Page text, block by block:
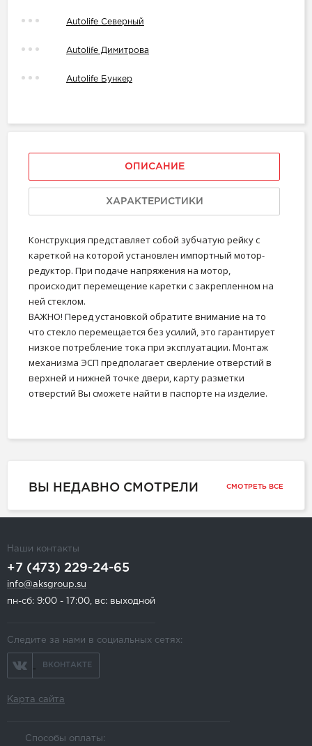
Autolife Северный
Autolife Димитрова
Autolife Бункер
ОПИСАНИЕ
ХАРАКТЕРИСТИКИ
Конструкция представляет собой зубчатую рейку с
кареткой на которой установлен импортный мотор-
редуктор. При подаче напряжения на мотор,
происходит перемещение каретки с закрепленном на
ней стеклом.
ВАЖНО! Перед установкой обратите внимание на то
что стекло перемещается без усилий, это гарантирует
низкое потребление тока при эксплуатации. Монтаж
механизма ЭСП предполагает сверление отверстий в
верхней и нижней точке двери, карту разметки
отверстий Вы сможете найти в паспорте на изделие.
ВЫ НЕДАВНО СМОТРЕЛИ СМОТРЕТЬ ВСЕ
Наши контакты
+7 (473) 229-24-65
info@aksgroup.su
пн-сб: 9:00 - 17:00, вс: выходной
Следите за нами в социальных сетях:
ВКОНТАКТЕ
Карта сайта
Способы оплаты: